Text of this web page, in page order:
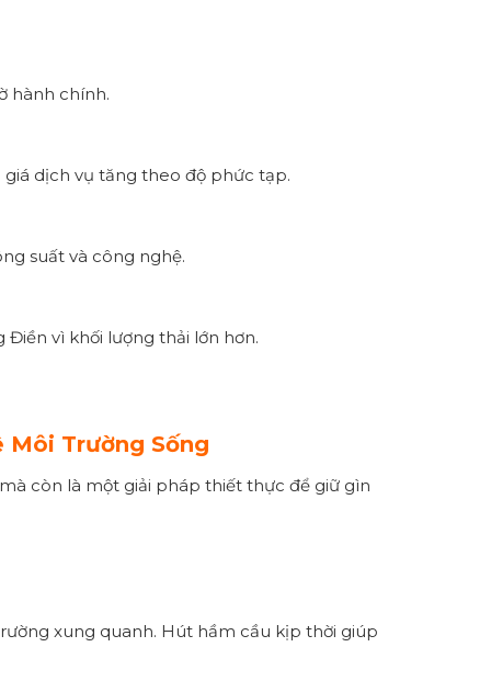
hành chính.
dịch vụ tăng theo độ phức tạp.
suất và công nghệ.
vì khối lượng thải lớn hơn.
Môi Trường Sống
còn là một giải pháp thiết thực để giữ gìn
xung quanh. Hút hầm cầu kịp thời giúp